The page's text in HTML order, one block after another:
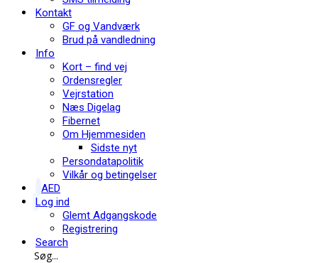
Kontakt
GF og Vandværk
Brud på vandledning
Info
Kort – find vej
Ordensregler
Vejrstation
Næs Digelag
Fibernet
Om Hjemmesiden
Sidste nyt
Persondatapolitik
Vilkår og betingelser
AED
Log ind
Glemt Adgangskode
Registrering
Search
Søg...